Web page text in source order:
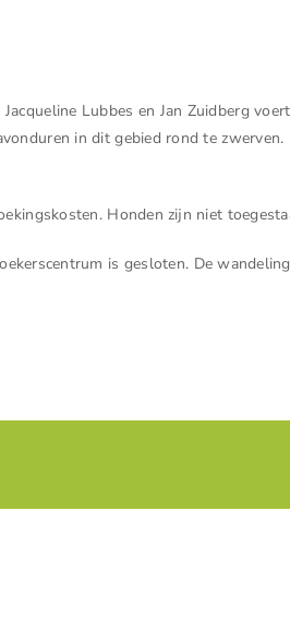
Lubbes en Jan Zuidberg
in dit gebied rond te
Honden zijn niet
is gesloten. De